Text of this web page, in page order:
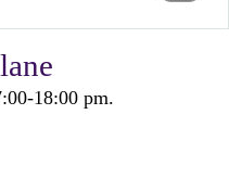
18:00 pm.